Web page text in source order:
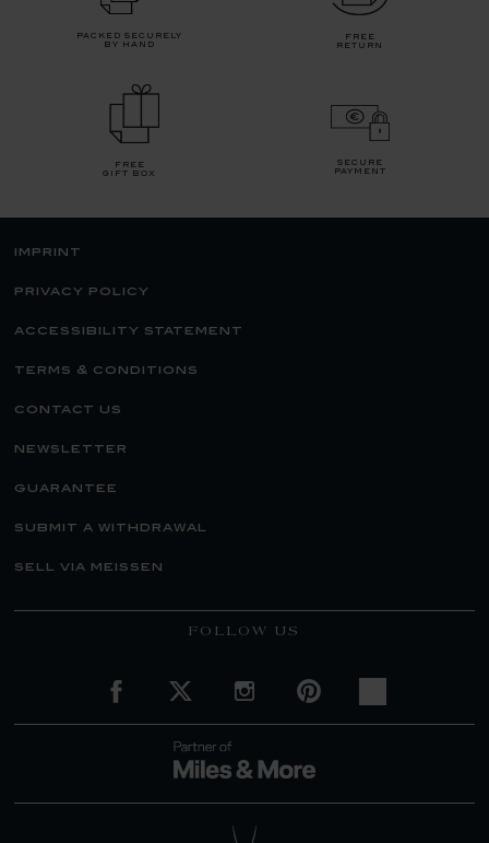
packed securely
by hand
free
return
free
gift box
secure
payment
imprint
privacy policy
accessibility statement
terms & conditions
contact us
newsletter
guarantee
submit a withdrawal
sell via meissen
FOLLOW US